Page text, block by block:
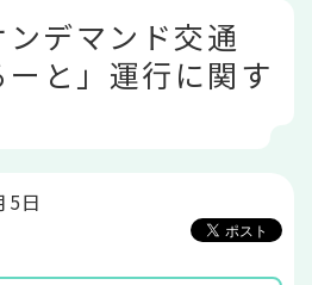
デマンド交通
ーと」運行に関す
5日